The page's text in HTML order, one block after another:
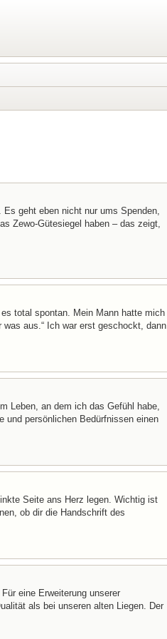
geht eben nicht nur ums Spenden,
Zewo-Gütesiegel haben – das zeigt,
total spontan. Mein Mann hatte mich
aus.“ Ich war erst geschockt, dann
Leben, an dem ich das Gefühl habe,
und persönlichen Bedürfnissen einen
Seite ans Herz legen. Wichtig ist
ob dir die Handschrift des
eine Erweiterung unserer
als bei unseren alten Liegen. Der